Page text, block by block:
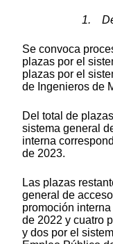
1.
Se convoca
plazas por el
plazas por el
de Ingenieros de
Del total de
sistema general
interna
de 2023.
Las plazas
general de
promoción
de 2022 y cuatro
y dos por el